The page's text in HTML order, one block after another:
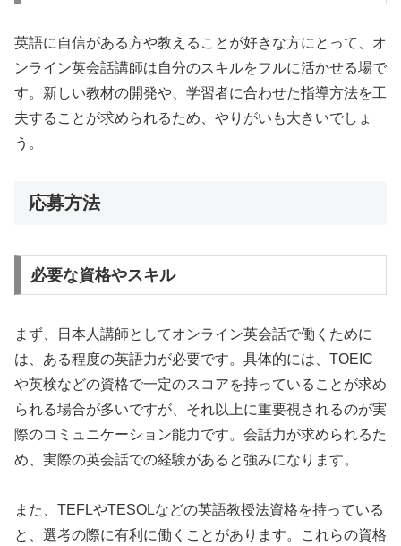
英語に自信がある方や教えることが好きな方にとって、オ
ンライン英会話講師は自分のスキルをフルに活かせる場で
す。新しい教材の開発や、学習者に合わせた指導方法を工
夫することが求められるため、やりがいも大きいでしょ
う。
応募方法
必要な資格やスキル
まず、日本人講師としてオンライン英会話で働くために
は、ある程度の英語力が必要です。具体的には、TOEIC
や英検などの資格で一定のスコアを持っていることが求め
られる場合が多いですが、それ以上に重要視されるのが実
際のコミュニケーション能力です。会話力が求められるた
め、実際の英会話での経験があると強みになります。
また、TEFLやTESOLなどの英語教授法資格を持っている
と、選考の際に有利に働くことがあります。これらの資格